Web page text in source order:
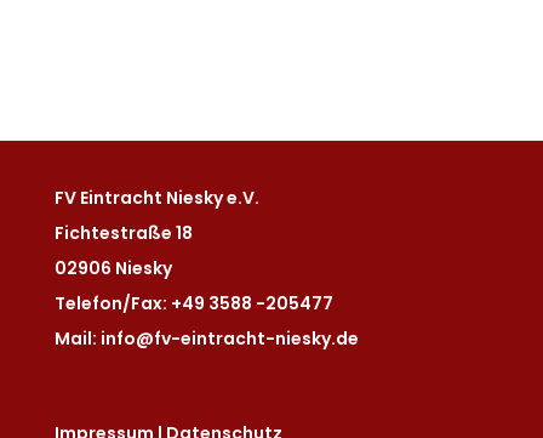
FV Eintracht Niesky e.V.
Fichtestraße 18
02906 Niesky
Telefon/Fax: +49 3588 -205477
Mail: info@fv-eintracht-niesky.de